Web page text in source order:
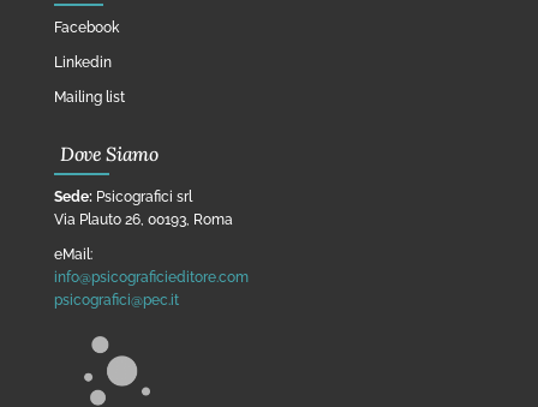
Facebook
Linkedin
Mailing list
Dove Siamo
Sede: Psicografici srl
Via Plauto 26, 00193, Roma
eMail:
info@psicograficieditore.com
psicografici@pec.it